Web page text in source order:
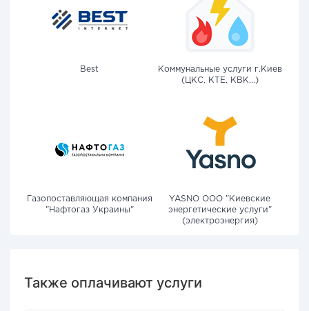
Best
Коммунальные услуги г.Киев
(ЦКС, КТЕ, КВК...)
Газопоставляющая компания
"Нафтогаз Украины"
YASNO OOO "Киевские
энергетические услуги"
(электроэнергия)
Также оплачивают услуги